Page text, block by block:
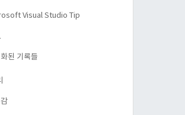
Visual Studio Tip
된 기록들